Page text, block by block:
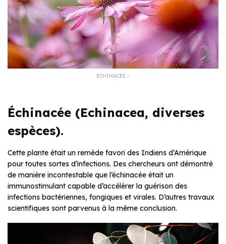
ÉCHINACÉE –
Échinacée (Echinacea, diverses
espèces).
Cette plante était un remède favori des Indiens d’Amérique
pour toutes sortes d’infections. Des chercheurs ont démontré
de manière incontestable que l’échinacée était un
immunostimulant capable d’accélérer la guérison des
infections bactériennes, fongiques et virales. D’autres travaux
scientifiques sont parvenus à la même conclusion.